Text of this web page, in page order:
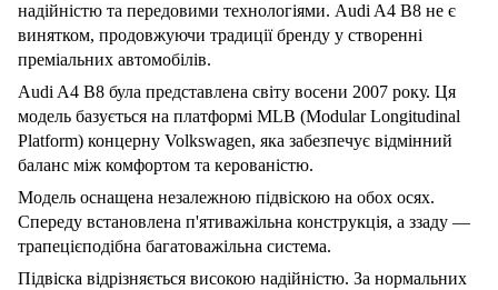
надійністю та передовими технологіями. Audi A4 B8 не є
винятком, продовжуючи традиції бренду у створенні
преміальних автомобілів.
Audi A4 B8 була представлена світу восени 2007 року. Ця
модель базується на платформі MLB (Modular Longitudinal
Platform) концерну Volkswagen, яка забезпечує відмінний
баланс між комфортом та керованістю.
Модель оснащена незалежною підвіскою на обох осях.
Спереду встановлена п'ятиважільна конструкція, а ззаду —
трапецієподібна багатоважільна система.
Підвіска відрізняється високою надійністю. За нормальних